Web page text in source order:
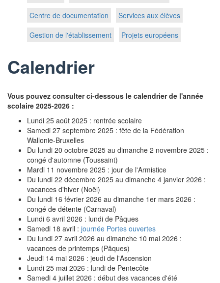
Centre de documentation
Services aux élèves
Gestion de l'établissement
Projets européens
Calendrier
Vous pouvez consulter ci-dessous le calendrier de l'année
scolaire 2025-2026 :
Lundi 25 août 2025 : rentrée scolaire
Samedi 27 septembre 2025 : fête de la Fédération
Wallonie-Bruxelles
Du lundi 20 octobre 2025 au dimanche 2 novembre 2025 :
congé d'automne (Toussaint)
Mardi 11 novembre 2025 : jour de l'Armistice
Du lundi 22 décembre 2025 au dimanche 4 janvier 2026 :
vacances d'hiver (Noël)
Du lundi 16 février 2026 au dimanche 1er mars 2026 :
congé de détente (Carnaval)
Lundi 6 avril 2026 : lundi de Pâques
Samedi 18 avril : journée Portes ouvertes
Du lundi 27 avril 2026 au dimanche 10 mai 2026 :
vacances de printemps (Pâques)
Jeudi 14 mai 2026 : jeudi de l'Ascension
Lundi 25 mai 2026 : lundi de Pentecôte
Samedi 4 juillet 2026 : début des vacances d'été